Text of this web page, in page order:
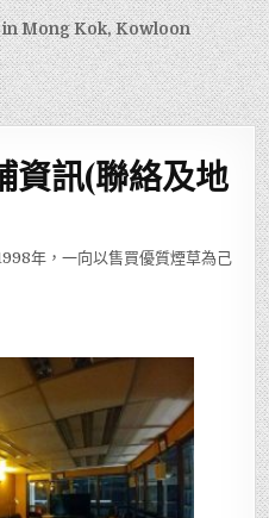
Mong Kok, Kowloon
資訊(聯絡及地
年，一向以售買優質煙草為己